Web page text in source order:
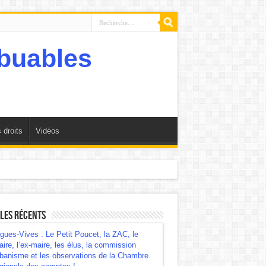
droits Vidéos
régionale des comptes !
récents
Vives : Le Petit Poucet, la ZAC, le
l’ex-maire, les élus, la commission
et les observations de la Chambre